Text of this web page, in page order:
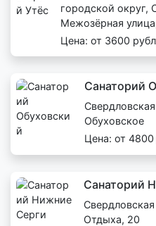
городской округ,
Межозёрная
Цена: от 3600
Санаторий
Обуховское
Цена: от 4800
Санаторий
Отдыха, 20